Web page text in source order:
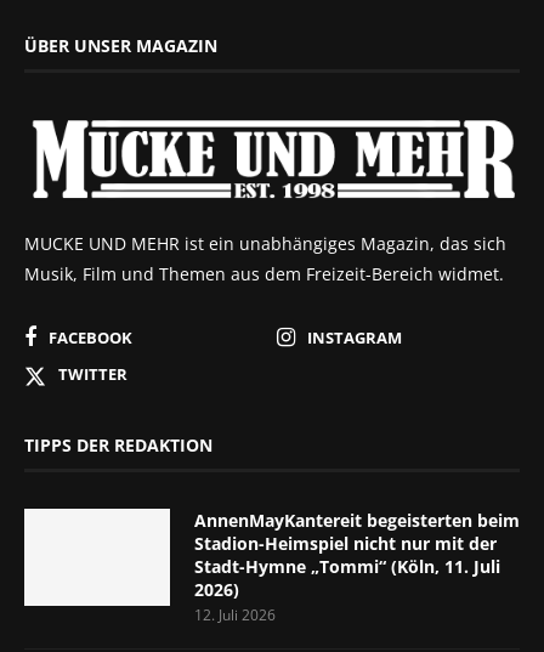
ÜBER UNSER MAGAZIN
MUCKE UND MEHR ist ein unabhängiges Magazin, das sich
Musik, Film und Themen aus dem Freizeit-Bereich widmet.
FACEBOOK
INSTAGRAM
TWITTER
TIPPS DER REDAKTION
AnnenMayKantereit begeisterten beim
Stadion-Heimspiel nicht nur mit der
Stadt-Hymne „Tommi“ (Köln, 11. Juli
2026)
12. Juli 2026